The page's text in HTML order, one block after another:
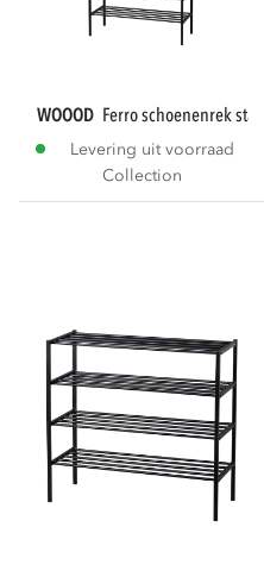
WOOOD ferro schoenenrek
Levering uit voorraad
Collection